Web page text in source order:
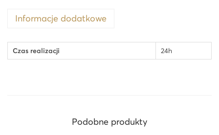
Informacje dodatkowe
Czas realizacji 24h
Podobne produkty